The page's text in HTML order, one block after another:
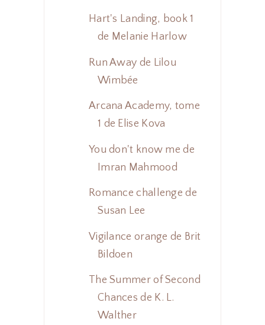
Hart's Landing, book 1
de Melanie Harlow
Run Away de Lilou
Wimbée
Arcana Academy, tome
1 de Elise Kova
You don't know me de
Imran Mahmood
Romance challenge de
Susan Lee
Vigilance orange de Brit
Bildoen
The Summer of Second
Chances de K. L.
Walther